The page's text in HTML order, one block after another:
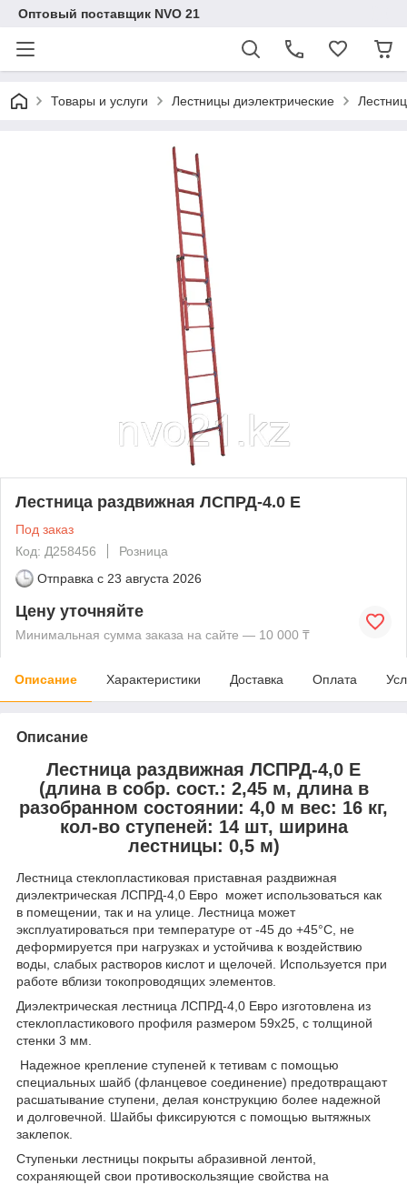
Оптовый поставщик NVO 21
Товары и услуги Лестницы диэлектрические
Лестница раздвижная ЛСПРД-4.0 Е
Под заказ
Код: Д258456
Розница
Отправка с 23 августа 2026
Цену уточняйте
Минимальная сумма заказа на сайте — 10 000 ₸
Описание Характеристики Доставка Оплата
Описание
Лестница раздвижная ЛСПРД-4,0 Е
(длина в собр. сост.: 2,45 м, длина в
разобранном состоянии: 4,0 м вес: 16 кг,
кол-во ступеней: 14 шт, ширина
лестницы: 0,5 м)
Лестница стеклопластиковая приставная раздвижная
диэлектрическая ЛСПРД-4,0 Евро может использоваться как
в помещении, так и на улице. Лестница может
эксплуатироваться при температуре от -45 до +45°С, не
деформируется при нагрузках и устойчива к воздействию
воды, слабых растворов кислот и щелочей. Используется при
работе вблизи токопроводящих элементов.
Диэлектрическая лестница ЛСПРД-4,0 Евро изготовлена из
стеклопластикового профиля размером 59х25, с толщиной
стенки 3 мм.
Надежное крепление ступеней к тетивам с помощью
специальных шайб (фланцевое соединение) предотвращают
расшатывание ступени, делая конструкцию более надежной
и долговечной. Шайбы фиксируются с помощью вытяжных
заклепок.
Ступеньки лестницы покрыты абразивной лентой,
сохраняющей свои противоскользящие свойства на